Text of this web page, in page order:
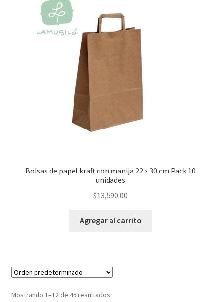
Bolsas de papel kraft con manija 22 x 30 cm Pack 10
unidades
$13,590.00
Agregar al carrito
Mostrando 1–12 de 46 resultados